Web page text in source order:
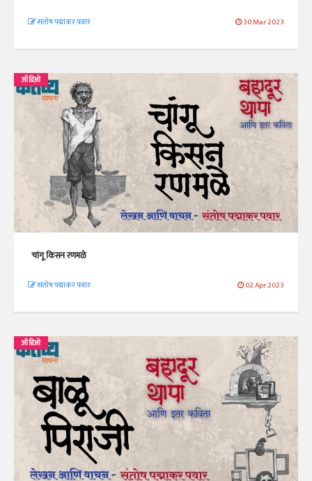
संतोष पद्माकर पवार 30 Mar 2023
ऑडिओ
चांगू किसन रणमळे
संतोष पद्माकर पवार 02 Apr 2023
ऑडिओ